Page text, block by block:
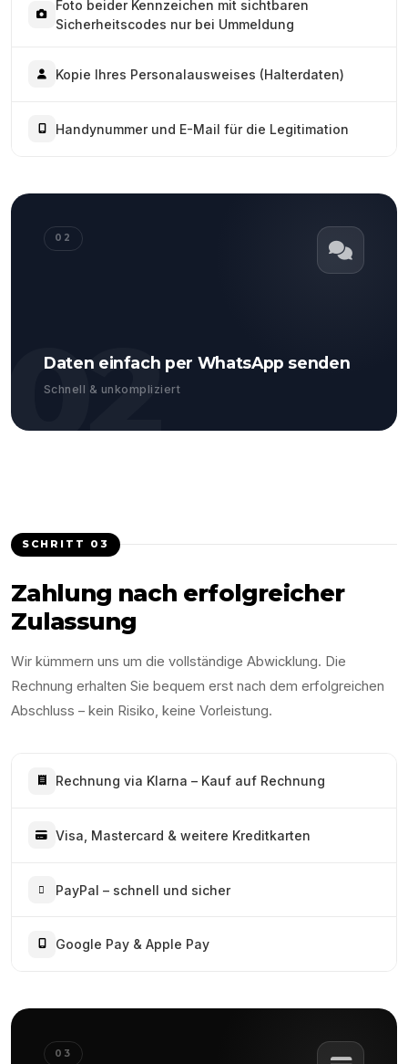
Foto beider Kennzeichen mit sichtbaren
Sicherheitscodes nur bei Ummeldung
Kopie Ihres Personalausweises (Halterdaten)
Handynummer und E-Mail für die Legitimation
02
02
Daten einfach per WhatsApp senden
Schnell & unkompliziert
SCHRITT 03
Zahlung nach erfolgreicher
Zulassung
Wir kümmern uns um die vollständige Abwicklung. Die
Rechnung erhalten Sie bequem erst nach dem erfolgreichen
Abschluss – kein Risiko, keine Vorleistung.
Rechnung via Klarna – Kauf auf Rechnung
Visa, Mastercard & weitere Kreditkarten
PayPal – schnell und sicher
Google Pay & Apple Pay
03